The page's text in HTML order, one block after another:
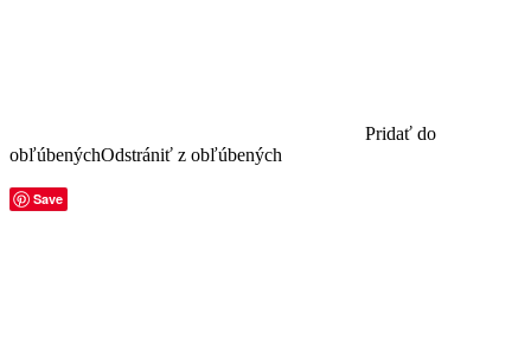
Pridať do
obľúbenýchOdstrániť z obľúbených
Save